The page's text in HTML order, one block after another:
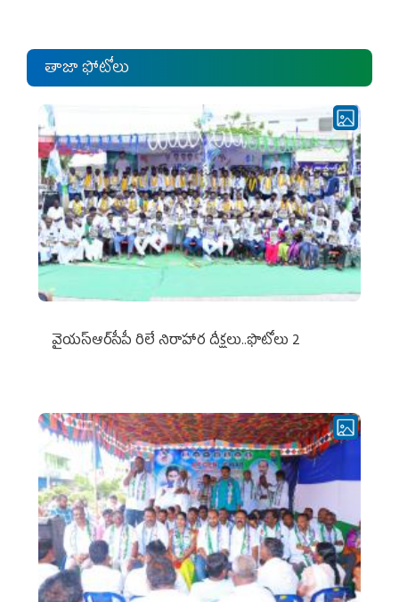
తాజా ఫోటోలు
వైయ‌స్ఆర్‌సీపీ రిలే నిరాహార దీక్షలు..ఫొటోలు 2